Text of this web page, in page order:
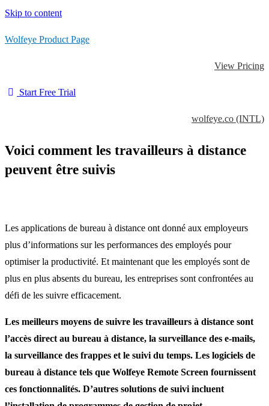
Skip to content
Wolfeye Product Page
View Pricing
Start Free Trial
wolfeye.co (INTL)
Voici comment les travailleurs à distance
peuvent être suivis
Les applications de bureau à distance ont donné aux employeurs
plus d’informations sur les performances des employés pour
optimiser la productivité. Et maintenant que les employés sont de
plus en plus absents du bureau, les entreprises sont confrontées au
défi de les suivre efficacement.
Les meilleurs moyens de suivre les travailleurs à distance sont
l’accès direct au bureau à distance, la surveillance des e-mails,
la surveillance des frappes et le suivi du temps. Les logiciels de
bureau à distance tels que Wolfeye Remote Screen fournissent
ces fonctionnalités. D’autres solutions de suivi incluent